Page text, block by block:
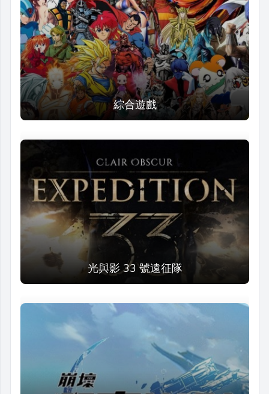
綜合遊戲
光與影 33 號遠征隊